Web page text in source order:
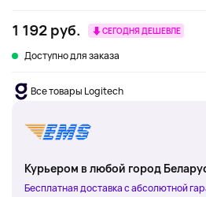
1 192 руб. СЕГОДНЯ ДЕШЕВЛЕ
Доступно для заказа
Все товары Logitech
Курьером в любой город
Бесплатная доставка с абсолютной